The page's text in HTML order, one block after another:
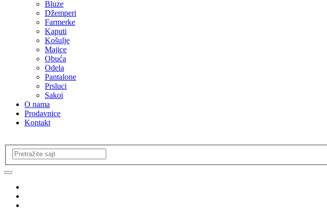
Bluze
Džemperi
Farmerke
Kaputi
Košulje
Majice
Obuća
Odela
Pantalone
Prsluci
Sakoi
O nama
Prodavnice
Kontakt